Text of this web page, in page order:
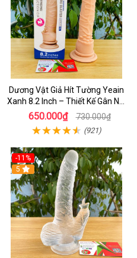
Dương Vật Giả Hít Tường Yeain
Xanh 8.2 Inch – Thiết Kế Gân Nổi
Chân Thật
650.000₫ 730.000₫
(921)
-11%
5